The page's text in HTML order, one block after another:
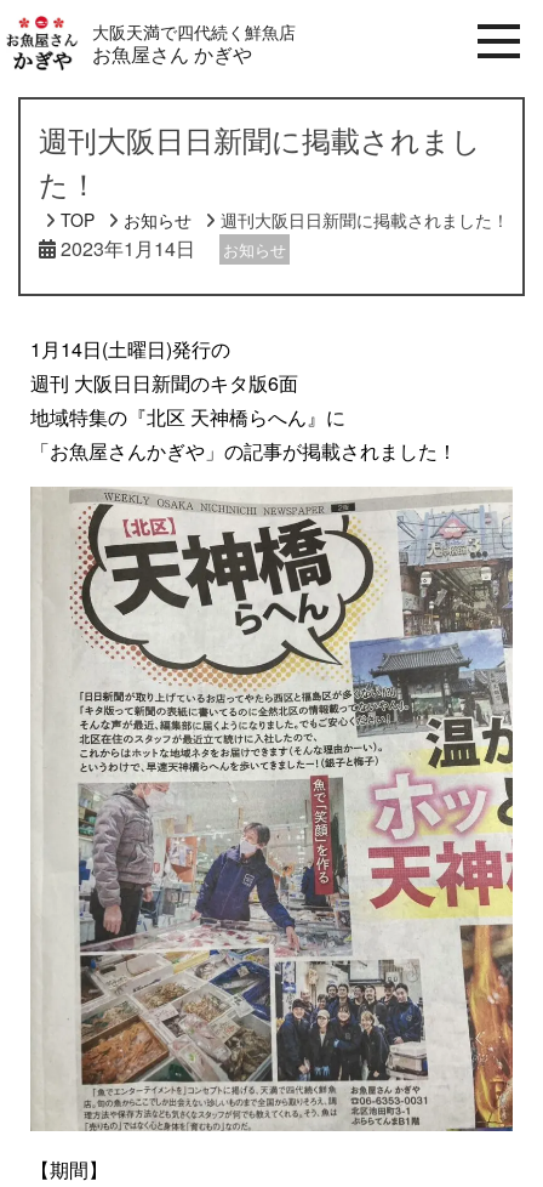
大阪天満で四代続く鮮魚店
お魚屋さん かぎや
週刊大阪日日新聞に掲載されまし
た！
TOP お知らせ 週刊大阪日日新聞に掲載されました！
2023年1月14日 お知らせ
1月14日(土曜日)発行の
週刊 大阪日日新聞のキタ版6面
地域特集の『北区 天神橋らへん』に
「お魚屋さんかぎや」の記事が掲載されました！
【期間】